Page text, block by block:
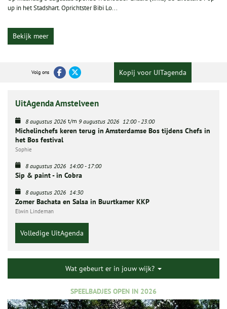
up in het Stadshart. Oprichtster Bibi Lo...
Bekijk meer
Volg ons Kopij voor UITagenda
UitAgenda Amstelveen
8 augustus 2026 t/m 9 augustus 2026 12:00- 23:00
Michelinchefs keren terug in Amsterdamse Bos tijdens Chefs in
het Bos festival
Sophie
8 augustus 2026 14:00- 17:00
Sip & paint - in Cobra
8 augustus 2026 14:30
Zomer Bachata en Salsa in Buurtkamer KKP
Elwin Lindeman
Volledige UitAgenda
Wat gebeurt er in jouw wijk?
SPEELBADJES OPEN IN 2026